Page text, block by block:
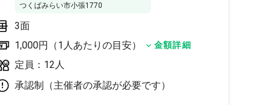
つくばみらい市小張1770
3面
1,000円（1人あたりの目安）
金額詳細
定員：12人
承認制（主催者の承認が必要です）